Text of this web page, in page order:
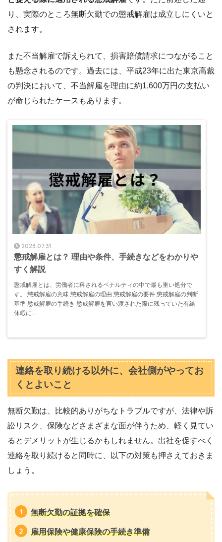
り、実際のところ無断欠勤での懲戒解雇は成立しにくいと
されます。
また不当解雇で訴えられて、損害賠償請求につながること
も懸念されるのです。過去には、平成23年に出た東京高裁
の判決において、不当解雇を理由に約1,600万円の支払い
が命じられたケースもあります。
2023.07.31
懲戒解雇とは？ 理由や条件、手続きなどをわかりや
すく解説
懲戒解雇とは、労働者に科されるペナルティの中で最も重い処分で
す。 懲戒解雇の意味 懲戒解雇の理由 懲戒解雇の要件 懲戒解雇の判断
基準 懲戒解雇の手続き 懲戒解雇を言い渡された際に残っていた有給
休暇に...
連絡を取り続ける以外に、会社側がやってお
くとよいこと
無断欠勤は、比較的ありがちなトラブルですが、法律や訴
訟リスク、保険などさまざまな面が伴うため、軽く見てい
るとデメリットが生じるかもしれません。出社を促すべく
連絡を取り続けると同時に、以下の対策も押さえておきま
しょう。
無断欠勤の証拠を確保
雇用保険や健康保険の手続き準備